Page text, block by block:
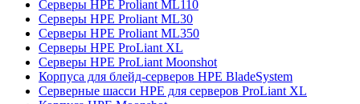
Серверы HPE Proliant ML110
Серверы HPE Proliant ML30
Серверы HPE Proliant ML350
Серверы HPE ProLiant XL
Серверы HPE ProLiant Moonshot
Корпуса для блейд-серверов HPE BladeSystem
Серверные шасси HPE для серверов ProLiant XL